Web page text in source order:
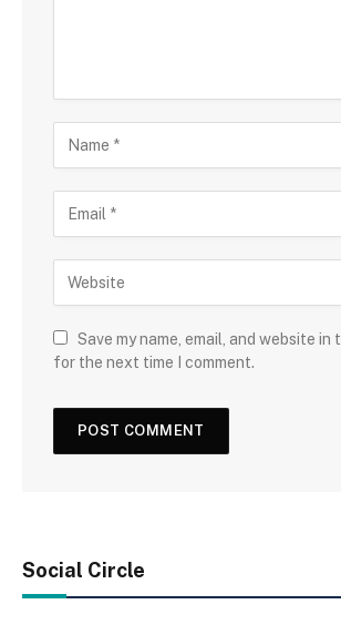
Save my name, email, and website in
for the next time I comment.
Social Circle